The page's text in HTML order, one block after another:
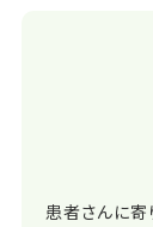
患者さんに寄